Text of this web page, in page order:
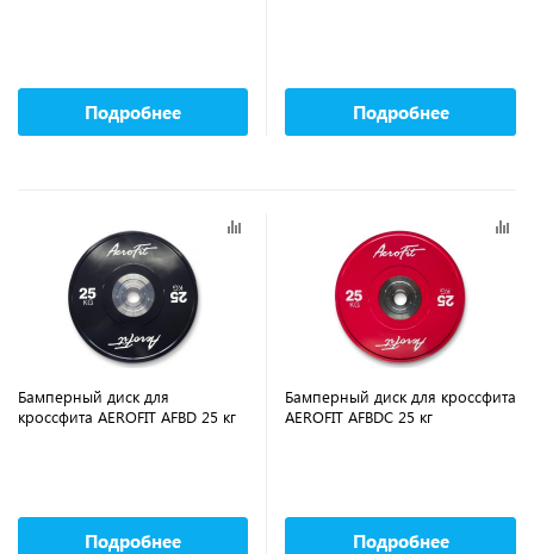
Подробнее Подробнее
Бамперный диск для
кроссфита AEROFIT AFBD 25 кг
Подробнее
Бамперный диск для кроссфита
AEROFIT AFBDC 25 кг
Подробнее